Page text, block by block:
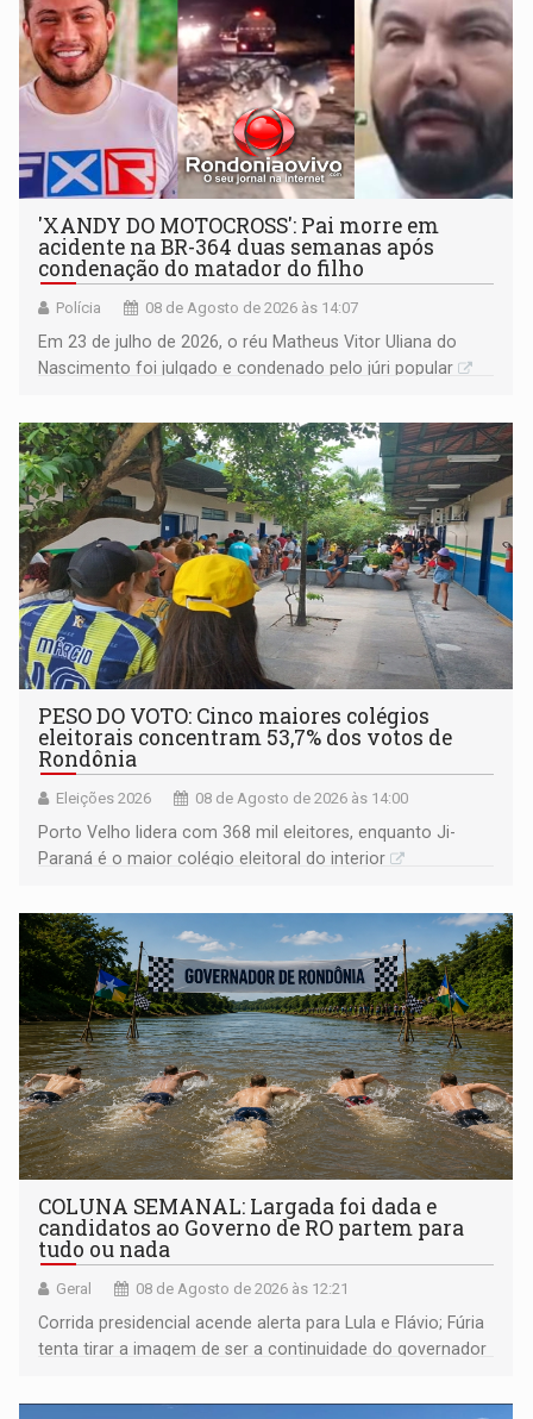
'XANDY DO MOTOCROSS': Pai morre em
acidente na BR-364 duas semanas após
condenação do matador do filho
Polícia 08 de Agosto de 2026 às 14:07
Em 23 de julho de 2026, o réu Matheus Vitor Uliana do
Nascimento foi julgado e condenado pelo júri popular
PESO DO VOTO: Cinco maiores colégios
eleitorais concentram 53,7% dos votos de
Rondônia
Eleições 2026 08 de Agosto de 2026 às 14:00
Porto Velho lidera com 368 mil eleitores, enquanto Ji-
Paraná é o maior colégio eleitoral do interior
COLUNA SEMANAL: Largada foi dada e
candidatos ao Governo de RO partem para
tudo ou nada
Geral 08 de Agosto de 2026 às 12:21
Corrida presidencial acende alerta para Lula e Flávio; Fúria
tenta tirar a imagem de ser a continuidade do governador
não ter entrado no modo eleição; ABAV faz evento em